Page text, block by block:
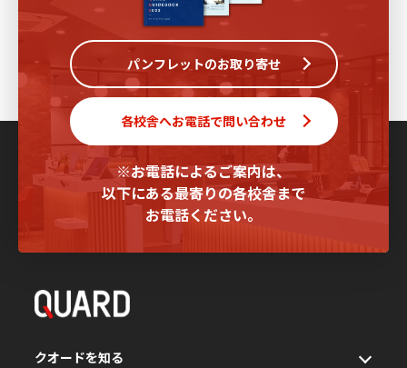
パンフレットのお取り寄せ
各校舎へお電話で問い合わせ
※お電話によるご案内は、
以下にある最寄りの各校舎まで
お電話ください。
クオードを知る